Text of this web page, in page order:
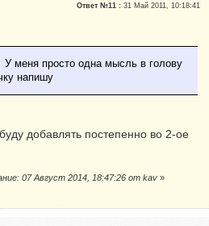
Ответ №11 :31 Май 2011, 10:18:41
меня просто одна мысль в голову
напишу
добавлять постепенно во 2-ое
07 Август 2014, 18:47:26 от kav»